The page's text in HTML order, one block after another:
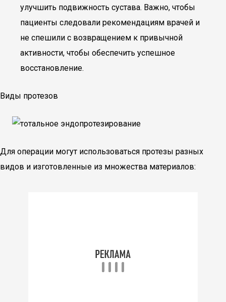
улучшить подвижность сустава. Важно, чтобы
пациенты следовали рекомендациям врачей и
не спешили с возвращением к привычной
активности, чтобы обеспечить успешное
восстановление.
Виды протезов
Для операции могут использоваться протезы разных
видов и изготовленные из множества материалов: